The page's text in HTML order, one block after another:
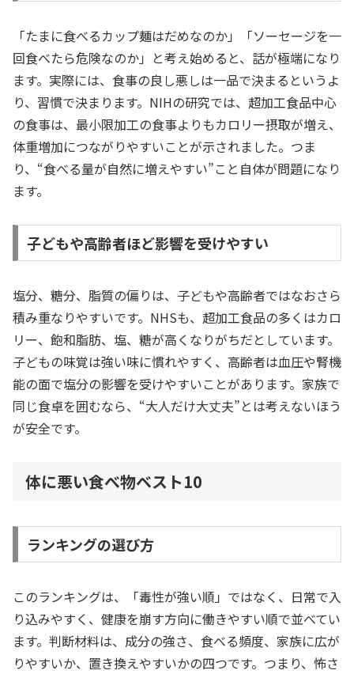
「たまに食べるカップ麺はだめなのか」「ソーセージを一
回食べたら危険なのか」と考え始めると、話が極端になり
ます。実際には、食事の良し悪しは一品で決まるというよ
り、習慣で決まります。NIHの研究では、超加工食品中心
の食事は、最小限加工の食事よりもカロリー摂取が増え、
体重増加につながりやすいことが示されました。つま
り、“食べる量が自然に増えやすい”こと自体が問題になり
ます。
子どもや高齢者ほど影響を受けやすい
塩分、糖分、脂質の偏りは、子どもや高齢者ではなおさら
積み重なりやすいです。NHSも、超加工食品の多くはカロ
リー、飽和脂肪、塩、糖が高くなりがちだとしています。
子どもの味覚は強い味に慣れやすく、高齢者は血圧や腎機
能の面で塩分の影響を受けやすいことがあります。家族で
同じ食卓を囲むなら、“大人だけ大丈夫”とは考えないほう
が安全です。
体に悪い食べ物ベスト10
ランキングの選び方
このランキングは、「毒性が強い順」ではなく、日常で入
り込みやすく、健康を崩す方向に働きやすい順で並べてい
ます。判断材料は、成分の強さ、食べる頻度、家族に広が
りやすいか、置き換えやすいかの四つです。つまり、怖さ